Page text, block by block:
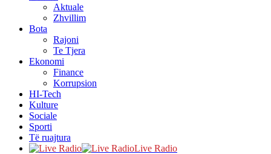
Aktuale
Zhvillim
Bota
Rajoni
Te Tjera
Ekonomi
Finance
Korrupsion
HI-Tech
Kulture
Sociale
Sporti
Të ruajtura
Live Radio